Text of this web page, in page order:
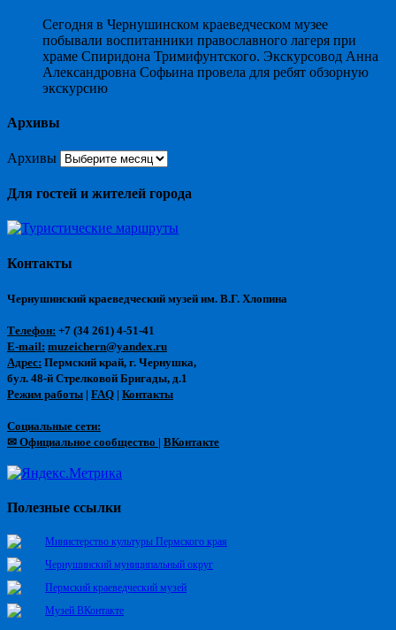
Сегодня в Чернушинском краеведческом музее
побывали воспитанники православного лагеря при
храме Спиридона Тримифунтского. Экскурсовод Анна
Александровна Софьина провела для ребят обзорную
экскурсию
Архивы
Архивы
Для гостей и жителей города
Контакты
Чернушинский краеведческий музей им. В.Г. Хлопина
Телефон: +7 (34 261) 4-51-41
E-mail: muzeichern@yandex.ru
Адрес: Пермский край, г. Чернушка,
бул. 48-й Стрелковой Бригады, д.1
Режим работы | FAQ | Контакты
Социальные сети:
✉ Официальное сообщество | ВКонтакте
Полезные ссылки
Министерство культуры Пермского края
Чернушинский муниципальный округ
Пермский краеведческий музей
Музей ВКонтакте